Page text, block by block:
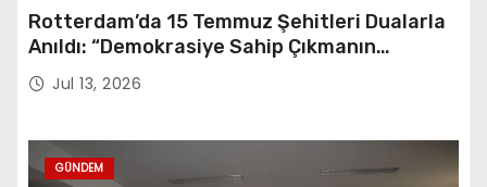
Rotterdam’da 15 Temmuz Şehitleri Dualarla
Anıldı: “Demokrasiye Sahip Çıkmanın
Sembolü”
Jul 13, 2026
GÜNDEM